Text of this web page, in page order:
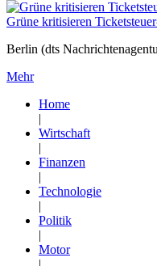
Grüne kritisieren
Berlin (dts
Mehr
Home
|
Wirtschaft
|
Finanzen
|
Technologie
|
Politik
|
Motor